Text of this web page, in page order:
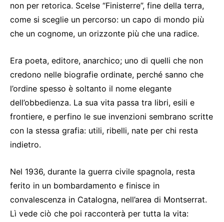
non per retorica. Scelse “Finisterre”, fine della terra,
come si sceglie un percorso: un capo di mondo più
che un cognome, un orizzonte più che una radice.
Era poeta, editore, anarchico; uno di quelli che non
credono nelle biografie ordinate, perché sanno che
l’ordine spesso è soltanto il nome elegante
dell’obbedienza. La sua vita passa tra libri, esili e
frontiere, e perfino le sue invenzioni sembrano scritte
con la stessa grafia: utili, ribelli, nate per chi resta
indietro.
Nel 1936, durante la guerra civile spagnola, resta
ferito in un bombardamento e finisce in
convalescenza in Catalogna, nell’area di Montserrat.
Lì vede ciò che poi racconterà per tutta la vita: